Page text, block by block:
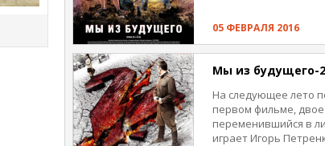
примерным воинским
идут в разведку,
05 ФЕВРАЛЯ 2016
Мы из будущего-2
На следующее лето
первом фильме,
переменившийся в
играет Игорь